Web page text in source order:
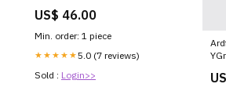
US$ 46.00
Min. order: 1 piece
★★★★★5.0 (7 reviews)
Sold : Login>>